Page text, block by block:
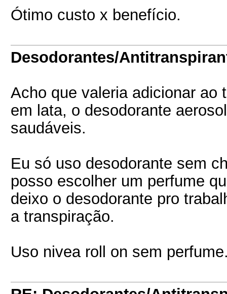
Ótimo custo x benefício.
Desodorantes/
Acho que valeria adicionar ao
em lata, o desodorante
saudáveis.
Eu só uso desodorante sem
posso escolher um perfume
deixo o desodorante pro
a transpiração.
Uso nivea roll on sem